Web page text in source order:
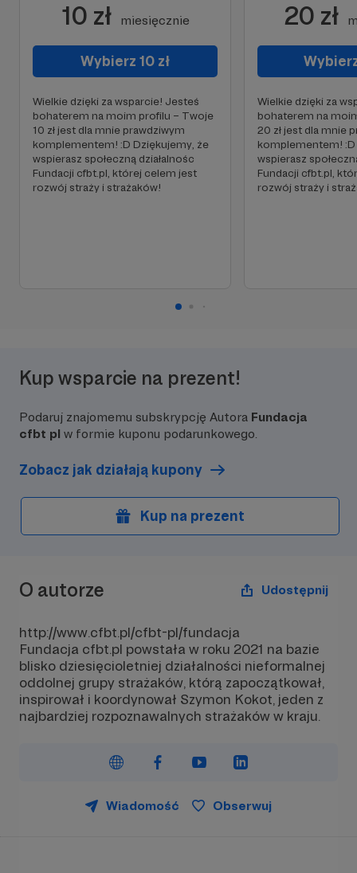
10 zł miesięcznie
Wybierz 10 zł
Wielkie dzięki za wsparcie! Jesteś
bohaterem na moim profilu – Twoje
10 zł jest dla mnie prawdziwym
komplementem! :D Dziękujemy, że
wspierasz społeczną działalnośc
Fundacji cfbt.pl, której celem jest
rozwój straży i strażaków!
20 zł
Wielkie dzięki za
bohaterem na
20 zł jest dla mnie
komplementem!
wspierasz
Fundacji cfbt.pl,
rozwój straży i
Kup wsparcie na prezent!
Podaruj znajomemu subskrypcję Autora Fundacja
cfbt pl w formie kuponu podarunkowego.
Zobacz jak działają kupony
Kup na prezent
O autorze Udostępnij
http://www.cfbt.pl/cfbt-pl/fundacja
Fundacja cfbt.pl powstała w roku 2021 na bazie
blisko dziesięcioletniej działalności nieformalnej
oddolnej grupy strażaków, którą zapoczątkował,
inspirował i koordynował Szymon Kokot, jeden z
najbardziej rozpoznawalnych strażaków w kraju.
Wiadomość Obserwuj